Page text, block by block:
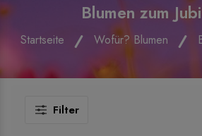
Blumen zum
Startseite Wofür? Blumen
Filter